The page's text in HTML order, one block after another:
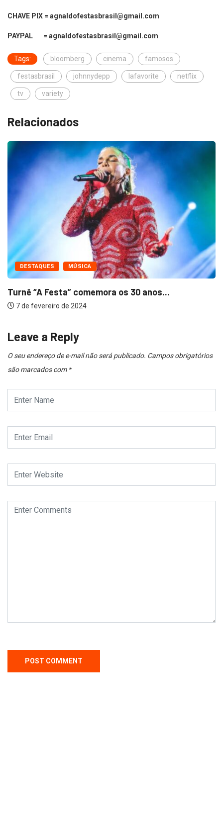
CHAVE PIX = agnaldofestasbrasil@gmail.com
PAYPAL = agnaldofestasbrasil@gmail.com
Tags: bloomberg cinema famosos
festasbrasil johnnydepp lafavorite netflix
tv variety
Relacionados
DESTAQUES MÚSICA
Turnê “A Festa” comemora os 30 anos...
7 de fevereiro de 2024
Leave a Reply
O seu endereço de e-mail não será publicado. Campos obrigatórios
são marcados com *